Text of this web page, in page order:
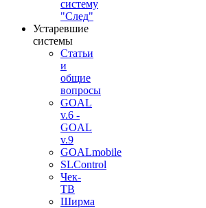
систему
"След"
Устаревшие
системы
Статьи
и
общие
вопросы
GOAL
v.6 -
GOAL
v.9
GOALmobile
SLControl
Чек-
ТВ
Ширма